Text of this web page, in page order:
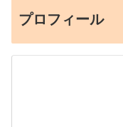
プロフィール